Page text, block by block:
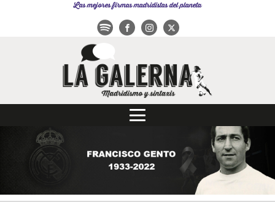
Las mejores firmas madridistas del planeta